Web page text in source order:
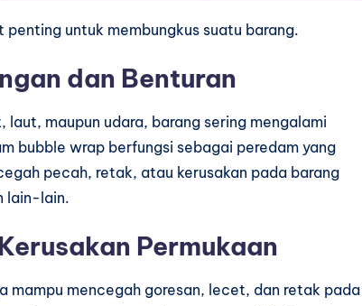
untuk membungkus suatu barang.
dan Benturan
maupun udara, barang sering mengalami
bubble wrap berfungsi sebagai peredam yang
pecah, retak, atau kerusakan pada barang
lain-lain.
Permukaan
mampu mencegah goresan, lecet, dan retak pada